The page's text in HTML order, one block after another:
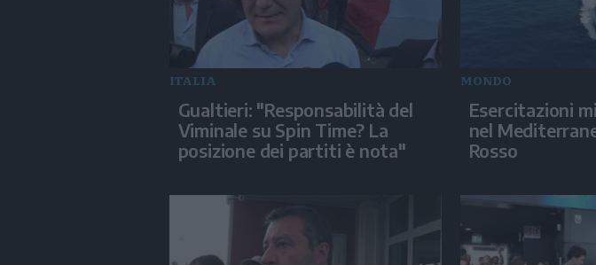
ITALIA
Gualtieri: "Responsabilità del
Viminale su Spin Time? La
posizione dei partiti è nota"
MONDO
Esercitazioni
nel
Rosso